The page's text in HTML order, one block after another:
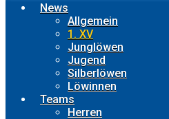
News
Allgemein
1. XV
Junglöwen
Jugend
Silberlöwen
Löwinnen
Teams
Herren